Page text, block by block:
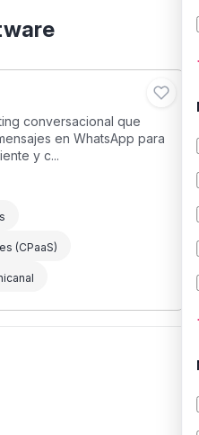
conversacional que
en WhatsApp para
y c...
(CPaaS)